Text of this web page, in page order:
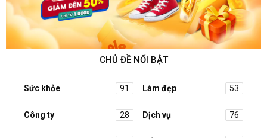
CHỦ ĐỀ NỔI BẬT
Sức khỏe 91 Làm đẹp 53
Công ty 28 Dịch vụ 76